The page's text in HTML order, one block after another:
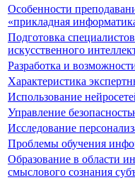
Особенности
«прикладная
Подготовка
искусственного
Разработка и
Характеристика
Использование
Управление
Исследование
Проблемы обучения
Образование в области
смыслового сознания